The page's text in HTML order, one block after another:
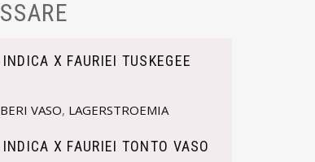
X FAURIEI TUSKEGEE
VASO, LAGERSTROEMIA
X FAURIEI TONTO VASO